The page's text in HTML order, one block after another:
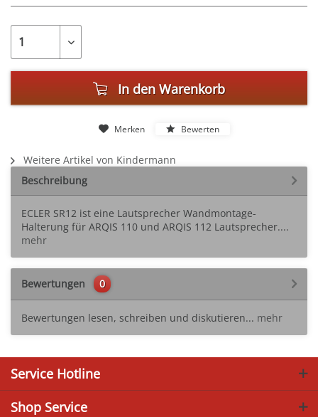
In den Warenkorb
Merken Bewerten
Weitere Artikel von Kindermann
Beschreibung
ECLER SR12 ist eine Lautsprecher Wandmontage-
Halterung für ARQIS 110 und ARQIS 112 Lautsprecher....
mehr
Bewertungen 0
Bewertungen lesen, schreiben und diskutieren... mehr
Service Hotline
Shop Service